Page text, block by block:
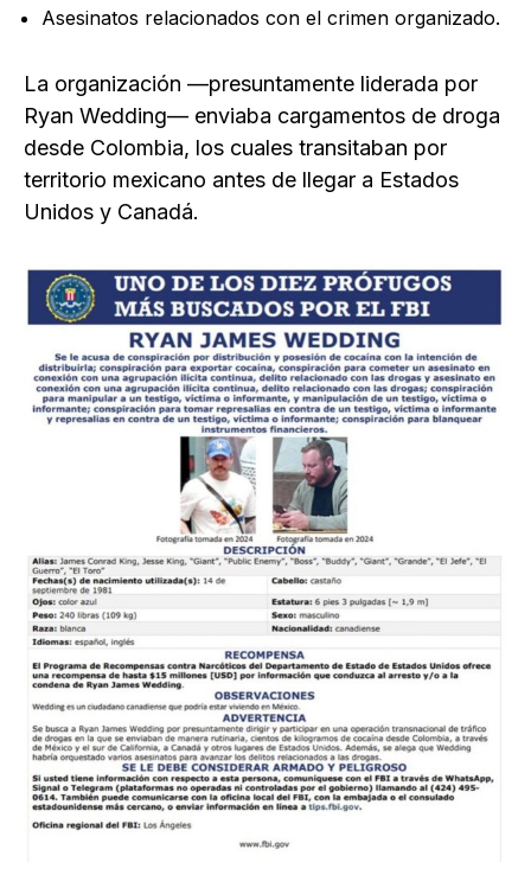
Asesinatos relacionados con el crimen organizado.
La organización —presuntamente liderada por
Ryan Wedding— enviaba cargamentos de droga
desde Colombia, los cuales transitaban por
territorio mexicano antes de llegar a Estados
Unidos y Canadá.